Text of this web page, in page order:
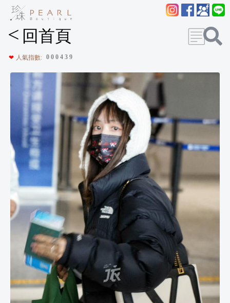
< 回首頁
❤ 人氣指數: 0 0 0 4 3 9